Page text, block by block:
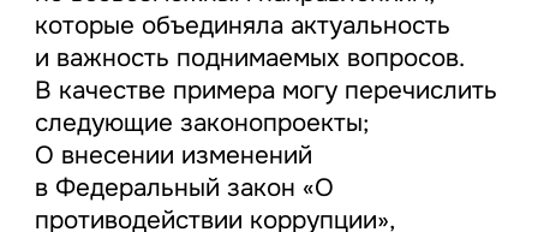
которые объединяла актуальность
и важность поднимаемых вопросов.
В качестве примера могу перечислить
следующие законопроекты;
О внесении изменений
в Федеральный закон «О
противодействии коррупции»,